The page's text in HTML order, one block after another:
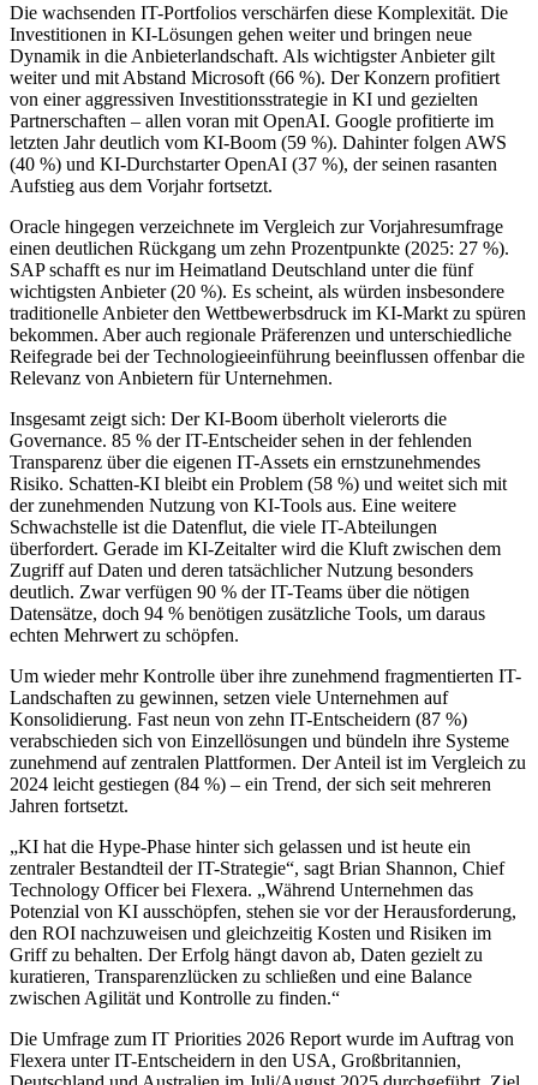
Die wachsenden IT-Portfolios verschärfen diese Komplexität. Die
Investitionen in KI-Lösungen gehen weiter und bringen neue
Dynamik in die Anbieterlandschaft. Als wichtigster Anbieter gilt
weiter und mit Abstand Microsoft (66 %). Der Konzern profitiert
von einer aggressiven Investitionsstrategie in KI und gezielten
Partnerschaften – allen voran mit OpenAI. Google profitierte im
letzten Jahr deutlich vom KI-Boom (59 %). Dahinter folgen AWS
(40 %) und KI-Durchstarter OpenAI (37 %), der seinen rasanten
Aufstieg aus dem Vorjahr fortsetzt.
Oracle hingegen verzeichnete im Vergleich zur Vorjahresumfrage
einen deutlichen Rückgang um zehn Prozentpunkte (2025: 27 %).
SAP schafft es nur im Heimatland Deutschland unter die fünf
wichtigsten Anbieter (20 %). Es scheint, als würden insbesondere
traditionelle Anbieter den Wettbewerbsdruck im KI-Markt zu spüren
bekommen. Aber auch regionale Präferenzen und unterschiedliche
Reifegrade bei der Technologieeinführung beeinflussen offenbar die
Relevanz von Anbietern für Unternehmen.
Insgesamt zeigt sich: Der KI-Boom überholt vielerorts die
Governance. 85 % der IT-Entscheider sehen in der fehlenden
Transparenz über die eigenen IT-Assets ein ernstzunehmendes
Risiko. Schatten-KI bleibt ein Problem (58 %) und weitet sich mit
der zunehmenden Nutzung von KI-Tools aus. Eine weitere
Schwachstelle ist die Datenflut, die viele IT-Abteilungen
überfordert. Gerade im KI-Zeitalter wird die Kluft zwischen dem
Zugriff auf Daten und deren tatsächlicher Nutzung besonders
deutlich. Zwar verfügen 90 % der IT-Teams über die nötigen
Datensätze, doch 94 % benötigen zusätzliche Tools, um daraus
echten Mehrwert zu schöpfen.
Um wieder mehr Kontrolle über ihre zunehmend fragmentierten IT-
Landschaften zu gewinnen, setzen viele Unternehmen auf
Konsolidierung. Fast neun von zehn IT-Entscheidern (87 %)
verabschieden sich von Einzellösungen und bündeln ihre Systeme
zunehmend auf zentralen Plattformen. Der Anteil ist im Vergleich zu
2024 leicht gestiegen (84 %) – ein Trend, der sich seit mehreren
Jahren fortsetzt.
„KI hat die Hype-Phase hinter sich gelassen und ist heute ein
zentraler Bestandteil der IT-Strategie“, sagt Brian Shannon, Chief
Technology Officer bei Flexera. „Während Unternehmen das
Potenzial von KI ausschöpfen, stehen sie vor der Herausforderung,
den ROI nachzuweisen und gleichzeitig Kosten und Risiken im
Griff zu behalten. Der Erfolg hängt davon ab, Daten gezielt zu
kuratieren, Transparenzlücken zu schließen und eine Balance
zwischen Agilität und Kontrolle zu finden.“
Die Umfrage zum IT Priorities 2026 Report wurde im Auftrag von
Flexera unter IT-Entscheidern in den USA, Großbritannien,